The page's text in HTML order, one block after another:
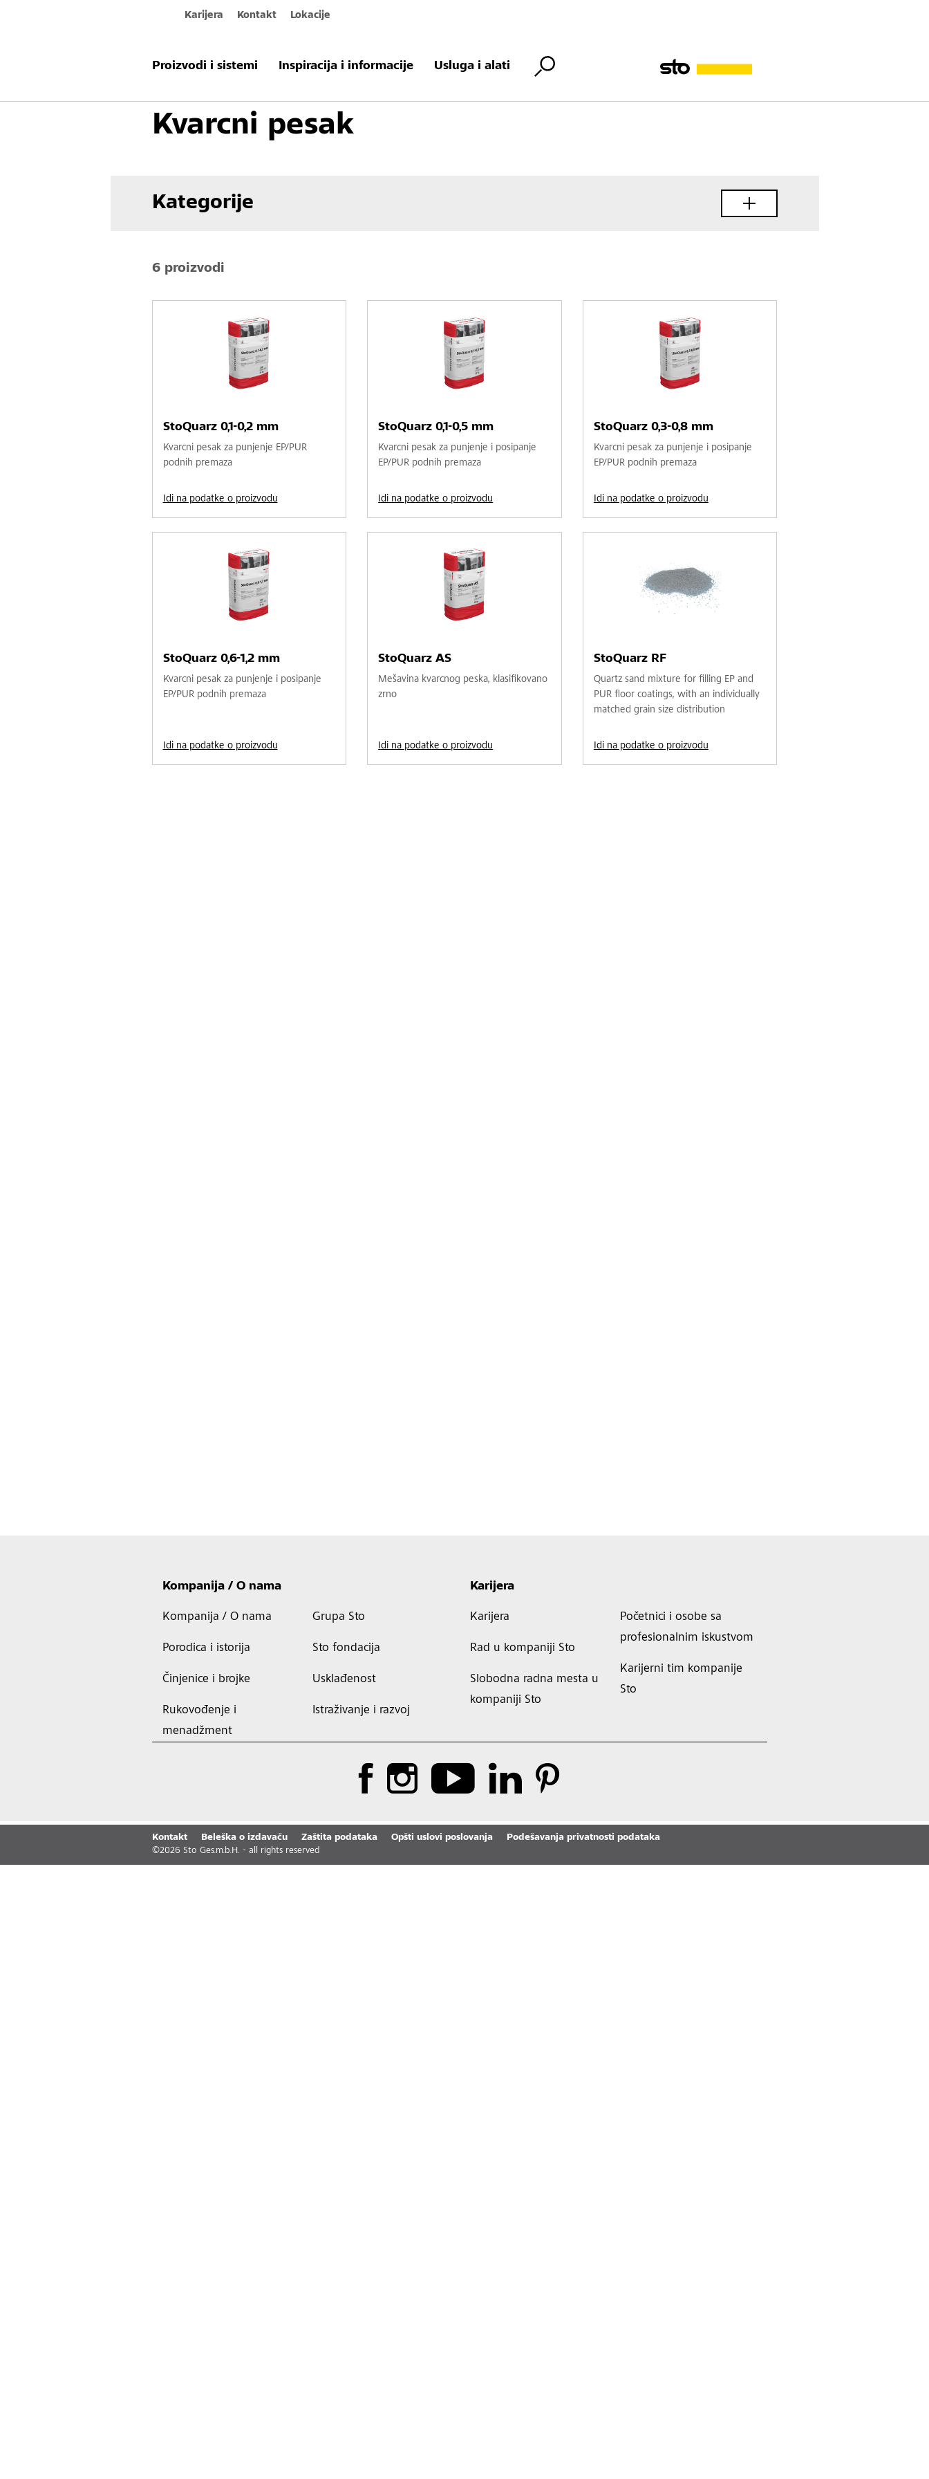
Karijera Kontakt Lokacije
Proizvodi i sistemi Inspiracija i informacije Usluga i alati
Proizvodi i sistemi Podni premaz Premaz za prehrambenu industriju Kvarcni pesak
Kvarcni pesak
Kategorije
6 proizvodi
StoQuarz 0,1-0,2 mm
Kvarcni pesak za punjenje EP/PUR
podnih premaza
Idi na podatke o proizvodu
StoQuarz 0,1-0,5 mm
Kvarcni pesak za punjenje i posipanje
EP/PUR podnih premaza
Idi na podatke o proizvodu
StoQuarz 0,3-0,8 mm
Kvarcni pesak za punjenje i posipanje
EP/PUR podnih premaza
Idi na podatke o proizvodu
StoQuarz 0,6-1,2 mm
Kvarcni pesak za punjenje i posipanje
EP/PUR podnih premaza
Idi na podatke o proizvodu
StoQuarz AS
Mešavina kvarcnog peska, klasifikovano
zrno
Idi na podatke o proizvodu
StoQuarz RF
Quartz sand mixture for filling EP and
PUR floor coatings, with an individually
matched grain size distribution
Idi na podatke o proizvodu
Kompanija / O nama
Kompanija / O nama
Porodica i istorija
Činjenice i brojke
Rukovođenje i
menadžment
Grupa Sto
Sto fondacija
Usklađenost
Istraživanje i razvoj
Karijera
Karijera
Rad u kompaniji Sto
Slobodna radna mesta u
kompaniji Sto
Početnici i osobe sa
profesionalnim iskustvom
Karijerni tim kompanije
Sto
Kontakt Beleška o izdavaču Zaštita podataka Opšti uslovi poslovanja
Podešavanja privatnosti podataka
©2026 Sto Ges.m.b.H. - all rights reserved